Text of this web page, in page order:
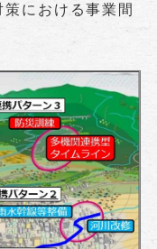
における事業間